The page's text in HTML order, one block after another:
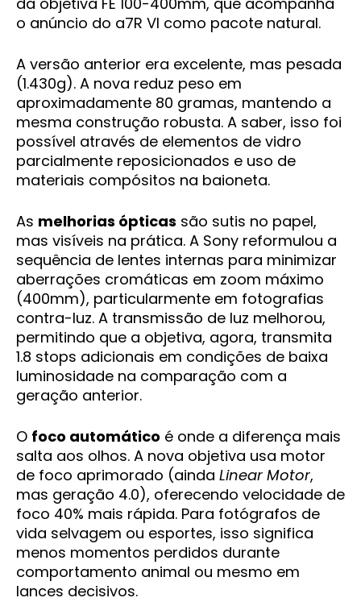
o anúncio do a7R VI como pacote natural.
A versão anterior era excelente, mas pesada
(1.430g). A nova reduz peso em
aproximadamente 80 gramas, mantendo a
mesma construção robusta. A saber, isso foi
possível através de elementos de vidro
parcialmente reposicionados e uso de
materiais compósitos na baioneta.
As melhorias ópticas são sutis no papel,
mas visíveis na prática. A Sony reformulou a
sequência de lentes internas para minimizar
aberrações cromáticas em zoom máximo
(400mm), particularmente em fotografias
contra-luz. A transmissão de luz melhorou,
permitindo que a objetiva, agora, transmita
1.8 stops adicionais em condições de baixa
luminosidade na comparação com a
geração anterior.
O foco automático é onde a diferença mais
salta aos olhos. A nova objetiva usa motor
de foco aprimorado (ainda Linear Motor,
mas geração 4.0), oferecendo velocidade de
foco 40% mais rápida. Para fotógrafos de
vida selvagem ou esportes, isso significa
menos momentos perdidos durante
comportamento animal ou mesmo em
lances decisivos.